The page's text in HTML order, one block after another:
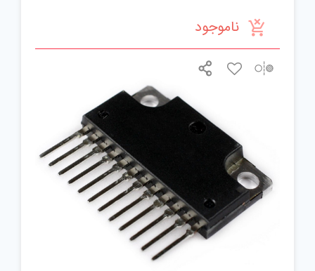
ناموجود